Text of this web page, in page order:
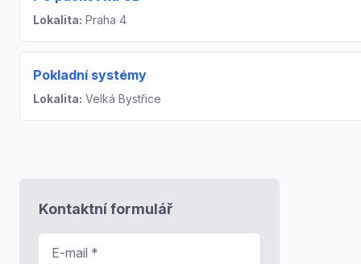
Lokalita: Praha 4
Pokladní systémy
Lokalita: Velká Bystřice
Kontaktní formulář